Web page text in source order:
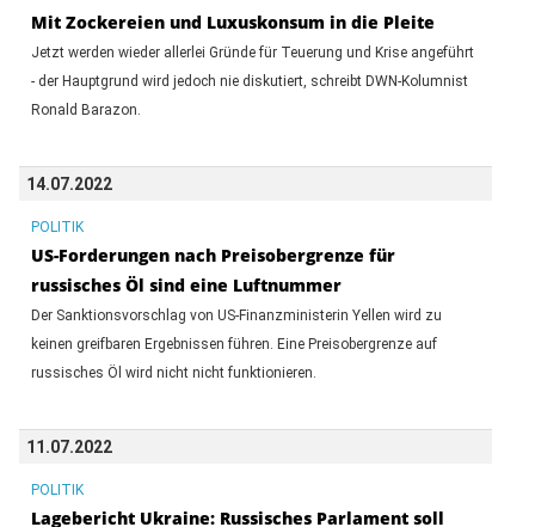
Mit Zockereien und Luxuskonsum in die Pleite
Jetzt werden wieder allerlei Gründe für Teuerung und Krise angeführt
- der Hauptgrund wird jedoch nie diskutiert, schreibt DWN-Kolumnist
Ronald Barazon.
14.07.2022
POLITIK
US-Forderungen nach Preisobergrenze für
russisches Öl sind eine Luftnummer
Der Sanktionsvorschlag von US-Finanzministerin Yellen wird zu
keinen greifbaren Ergebnissen führen. Eine Preisobergrenze auf
russisches Öl wird nicht nicht funktionieren.
11.07.2022
POLITIK
Lagebericht Ukraine: Russisches Parlament soll